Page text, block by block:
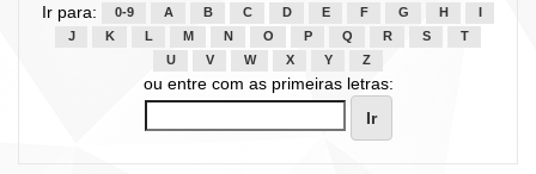
Ir para: 0-9 A B C D E F G H
J
K L M N O P Q R S
T
U
V W X Y Z
ou entre com as primeiras letras: